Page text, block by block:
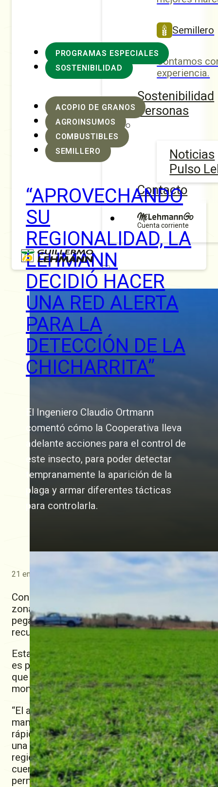
Semillero
Contamos
experiencia.
Sostenibilidad
Personas
Noticias
Pulso
Contacto
Cuenta corriente
PROGRAMAS ESPECIALES
SOSTENIBILIDAD
ACOPIO DE GRANOS
AGROINSUMOS
COMBUSTIBLES
SEMILLERO
“APROVECHANDO
SU
REGIONALIDAD, LA
LEHMANN
DECIDIÓ HACER
UNA RED ALERTA
PARA LA
DETECCIÓN DE LA
CHICHARRITA”
El Ingeniero Claudio Ortmann
comentó cómo la Cooperativa lleva
adelante acciones para el control de
este insecto, para poder detectar
tempranamente la aparición de la
plaga y armar diferentes tácticas
para controlarla.
21 enero, 2025
Con el objetivo de monitorear de cerca la
zona de influencia, la Cooperativa Guillermo
pegajosas” en diferentes lotes, que
recubiertas con un adhesivo que captura a
Esta acción, liderada por el Ingeniero Claudio
es parte de un esfuerzo continuo por
que facilite la toma de decisiones,
monitoreo de maíz.
“El año pasado recibimos una noticia
manejo del cultivo de maíz. Tanto los
rápidamente a esta nueva realidad. A partir
una red de alerta temprana para la detección
regional con sucursales distribuidas en
cuenta con trampas pegajosas, básicamente
permitiendo realizar una detección temprana